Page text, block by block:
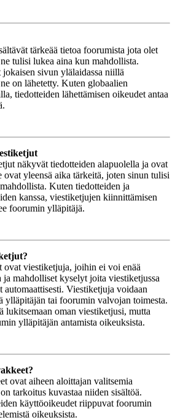
tärkeää tietoa foorumista jota olet
tulisi lukea aina kun mahdollista.
sivun ylälaidassa niillä
on lähetetty. Kuten globaalien
tiedotteiden lähettämisen oikeudet antaa
näkyvät tiedotteiden alapuolella ja ovat
yleensä aika tärkeitä, joten sinun tulisi
Kuten tiedotteiden ja
kanssa, viestiketjujen kiinnittämisen
foorumin ylläpitäjä.
viestiketjuja, joihin ei voi enää
ja mahdolliset kyselyt joita viestiketjussa
automaattisesti. Viestiketjuja voidaan
ylläpitäjän tai foorumin valvojan toimesta.
lukitsemaan oman viestiketjusi, mutta
ylläpitäjän antamista oikeuksista.
ovat aiheen aloittajan valitsemia
tarkoitus kuvastaa niiden sisältöä.
käyttöoikeudet riippuvat foorumin
oikeuksista.